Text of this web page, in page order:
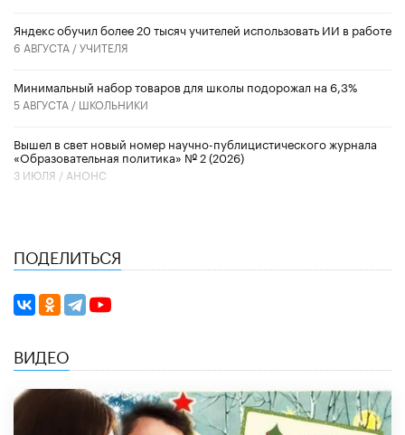
​Яндекс обучил более 20 тысяч учителей использовать ИИ в работе
6 АВГУСТА /УЧИТЕЛЯ
Минимальный набор товаров для школы подорожал на 6,3%
5 АВГУСТА / ШКОЛЬНИКИ
Вышел в свет новый номер научно-публицистического журнала
«Образовательная политика» № 2 (2026)
3 ИЮЛЯ / АНОНС
ПОДЕЛИТЬСЯ
ВИДЕО